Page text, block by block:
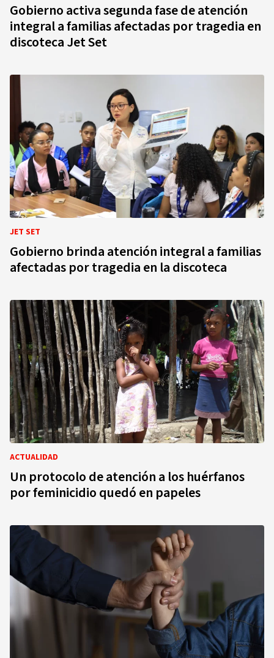
Gobierno activa segunda fase de atención
integral a familias afectadas por tragedia en
discoteca Jet Set
JET SET
Gobierno brinda atención integral a familias
afectadas por tragedia en la discoteca
ACTUALIDAD
Un protocolo de atención a los huérfanos
por feminicidio quedó en papeles